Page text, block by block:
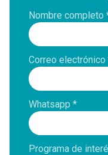
Nombre completo
Correo electrónico
Whatsapp *
Programa de